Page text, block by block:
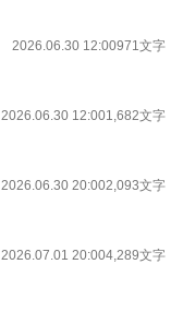
2026.06.30 12:00971文字
2026.06.30 12:001,682文字
2026.06.30 20:002,093文字
2026.07.01 20:004,289文字